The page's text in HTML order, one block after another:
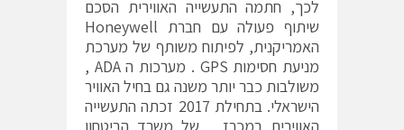
לכך, חתמה התעשייה האווירית הסכם
שיתוף פעולה עם חברת Honeywell
האמריקנית, לפיתוח משותף של מערכת
מניעת חסימות GPS . מערכות ה ADA ,
משולבות כבר יותר משנה גם בחיל האוויר
הישראלי. בתחילת 2017 זכתה התעשייה
האווירית במכרז של משרד הביטחון